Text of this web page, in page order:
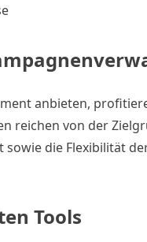
anbieten,
reichen von der
die Flexibilität
Tools